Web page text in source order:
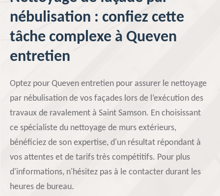
nébulisation : confiez cette
tâche complexe à Queven
entretien
Optez pour Queven entretien pour assurer le nettoyage
par nébulisation de vos façades lors de l’exécution des
travaux de ravalement à Saint Samson. En choisissant
ce spécialiste du nettoyage de murs extérieurs,
bénéficiez de son expertise, d'un résultat répondant à
vos attentes et de tarifs très compétitifs. Pour plus
d'informations, n'hésitez pas à le contacter durant les
heures de bureau.